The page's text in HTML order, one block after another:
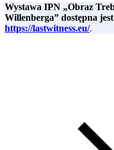
Wystawa IPN „Obraz
Willenberga” dostępna
https://lastwitness.eu/.